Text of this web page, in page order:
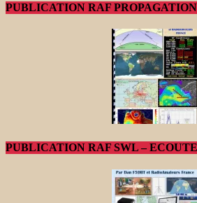
PUBLICATION RAF
PUBLICATION RAF SWL –